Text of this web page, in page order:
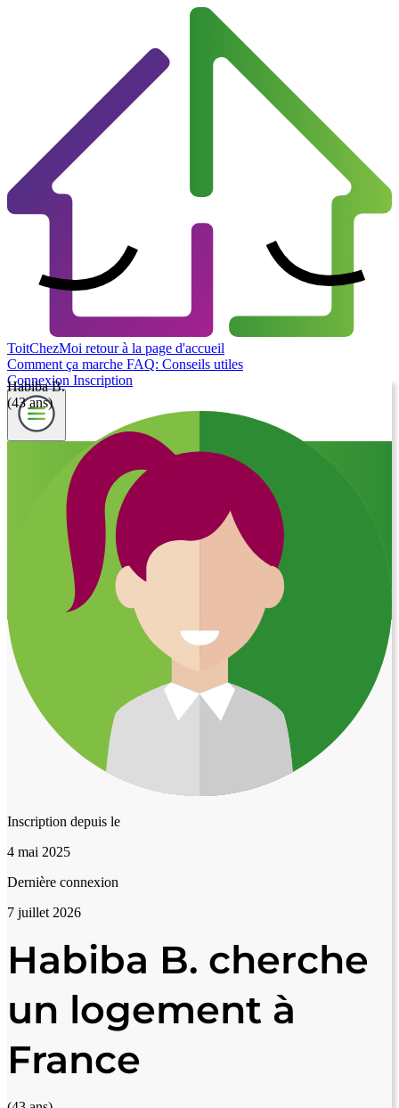
ToitChezMoi retour à la page d'accueil
Comment ça marche FAQ: Conseils utiles
Connexion Inscription
Habiba B.
(43 ans)
Inscription depuis le
4 mai 2025
Dernière connexion
7 juillet 2026
Habiba B. cherche
un logement à
France